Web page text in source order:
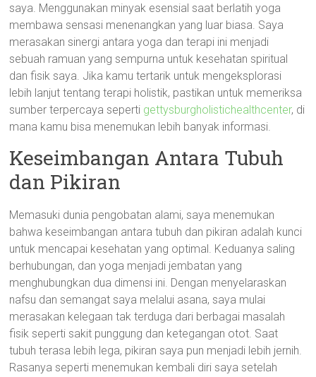
saya. Menggunakan minyak esensial saat berlatih yoga
membawa sensasi menenangkan yang luar biasa. Saya
merasakan sinergi antara yoga dan terapi ini menjadi
sebuah ramuan yang sempurna untuk kesehatan spiritual
dan fisik saya. Jika kamu tertarik untuk mengeksplorasi
lebih lanjut tentang terapi holistik, pastikan untuk memeriksa
sumber terpercaya seperti gettysburgholistichealthcenter, di
mana kamu bisa menemukan lebih banyak informasi.
Keseimbangan Antara Tubuh
dan Pikiran
Memasuki dunia pengobatan alami, saya menemukan
bahwa keseimbangan antara tubuh dan pikiran adalah kunci
untuk mencapai kesehatan yang optimal. Keduanya saling
berhubungan, dan yoga menjadi jembatan yang
menghubungkan dua dimensi ini. Dengan menyelaraskan
nafsu dan semangat saya melalui asana, saya mulai
merasakan kelegaan tak terduga dari berbagai masalah
fisik seperti sakit punggung dan ketegangan otot. Saat
tubuh terasa lebih lega, pikiran saya pun menjadi lebih jernih.
Rasanya seperti menemukan kembali diri saya setelah